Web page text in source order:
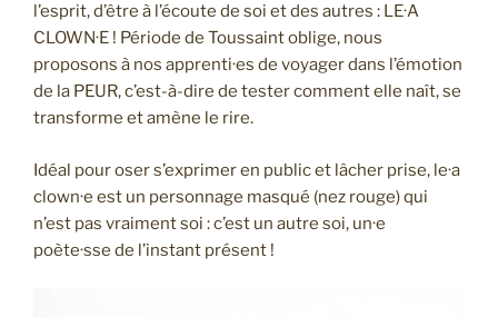
l’esprit, d’être à l’écoute de soi et des autres : LE·A
CLOWN·E ! Période de Toussaint oblige, nous
proposons à nos apprenti·es de voyager dans l’émotion
de la PEUR, c’est-à-dire de tester comment elle naît, se
transforme et amène le rire.
Idéal pour oser s’exprimer en public et lâcher prise, le·a
clown·e est un personnage masqué (nez rouge) qui
n’est pas vraiment soi : c’est un autre soi, un·e
poète·sse de l’instant présent !